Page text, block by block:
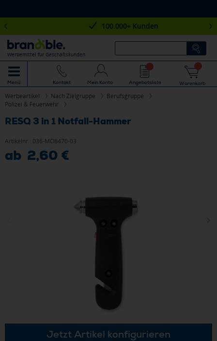
100.000+ Kunden
Werbemittel für Geschäftskunden
Menü Kontakt Mein Konto Angebotsliste Warenkorb
Werbeartikel Nach Zielgruppe
Berufsgruppe
Polizei & Feuerwehr
RESQ 3 in 1 Notfall-Hammer
Artikelnr.: 036-MO8470-03
ab 2,60 €
Jetzt Artikel konfigurieren